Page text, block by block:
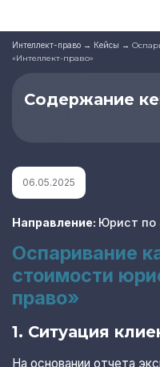
Интеллект-право → Кейсы →
«Интеллект-право»
Содержание
06.05.2025
Направление: Юрист по
Оспаривание
стоимости
право»
1. Ситуация
На основании отчета